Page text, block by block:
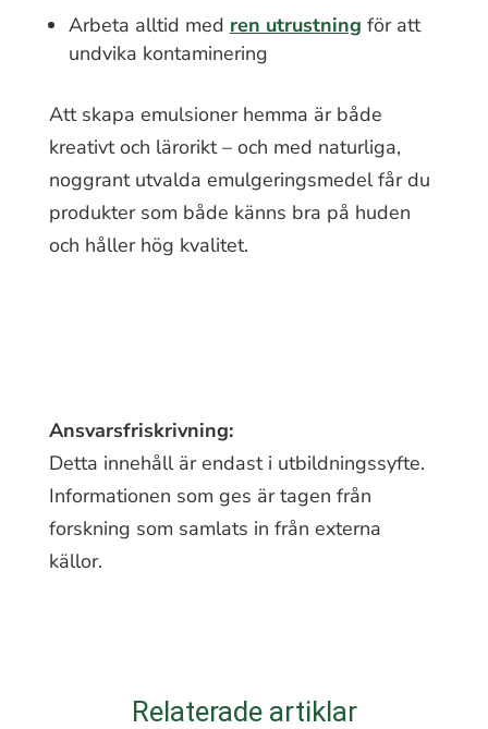
Arbeta alltid med ren utrustning för att
undvika kontaminering
Att skapa emulsioner hemma är både
kreativt och lärorikt – och med naturliga,
noggrant utvalda emulgeringsmedel får du
produkter som både känns bra på huden
och håller hög kvalitet.
Ansvarsfriskrivning:
Detta innehåll är endast i utbildningssyfte.
Informationen som ges är tagen från
forskning som samlats in från externa
källor.
Relaterade artiklar